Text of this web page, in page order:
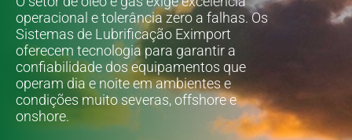
operacional e tolerância zero a falhas. Os
Sistemas de Lubrificação Eximport
oferecem tecnologia para garantir a
confiabilidade dos equipamentos que
operam dia e noite em ambientes e
condições muito severas, offshore e
onshore.